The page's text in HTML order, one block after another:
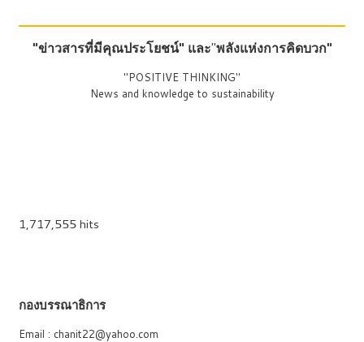
"ข่าวสารที่มีคุณประโยชน์" และ"พลังแห่งการคิดบวก"
"POSITIVE THINKING"
News and knowledge to sustainability
1,717,555 hits
กองบรรณาธิการ
Email : chanit22@yahoo.com